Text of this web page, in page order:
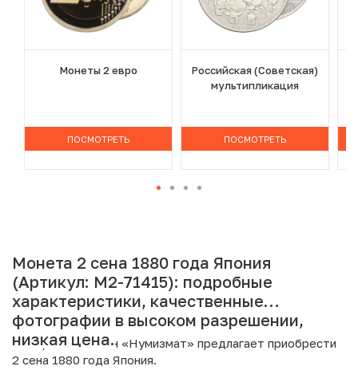
Монеты 2 евро
ПОСМОТРЕТЬ
Российская (Советская)
мультипликация
ПОСМОТРЕТЬ
Монета 2 сена 1880 года Япония
(Артикул: M2-71415): подробные
характеристики, качественные
фотографии в высоком разрешении,
низкая цена.
Интернет магазин «Нумизмат» предлагает приобрести
2 сена 1880 года Япония.